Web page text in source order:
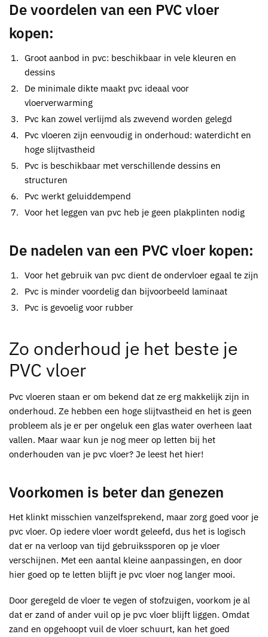
De voordelen van een PVC vloer
kopen:
Groot aanbod in pvc: beschikbaar in vele kleuren en
dessins
De minimale dikte maakt pvc ideaal voor
vloerverwarming
Pvc kan zowel verlijmd als zwevend worden gelegd
Pvc vloeren zijn eenvoudig in onderhoud: waterdicht en
hoge slijtvastheid
Pvc is beschikbaar met verschillende dessins en
structuren
Pvc werkt geluiddempend
Voor het leggen van pvc heb je geen plakplinten nodig
De nadelen van een PVC vloer kopen:
Voor het gebruik van pvc dient de ondervloer egaal te zijn
Pvc is minder voordelig dan bijvoorbeeld laminaat
Pvc is gevoelig voor rubber
Zo onderhoud je het beste je
PVC vloer
Pvc vloeren staan er om bekend dat ze erg makkelijk zijn in
onderhoud. Ze hebben een hoge slijtvastheid en het is geen
probleem als je er per ongeluk een glas water overheen laat
vallen. Maar waar kun je nog meer op letten bij het
onderhouden van je pvc vloer? Je leest het hier!
Voorkomen is beter dan genezen
Het klinkt misschien vanzelfsprekend, maar zorg goed voor je
pvc vloer. Op iedere vloer wordt geleefd, dus het is logisch
dat er na verloop van tijd gebruikssporen op je vloer
verschijnen. Met een aantal kleine aanpassingen, en door
hier goed op te letten blijft je pvc vloer nog langer mooi.
Door geregeld de vloer te vegen of stofzuigen, voorkom je al
dat er zand of ander vuil op je pvc vloer blijft liggen. Omdat
zand en opgehoopt vuil de vloer schuurt, kan het goed